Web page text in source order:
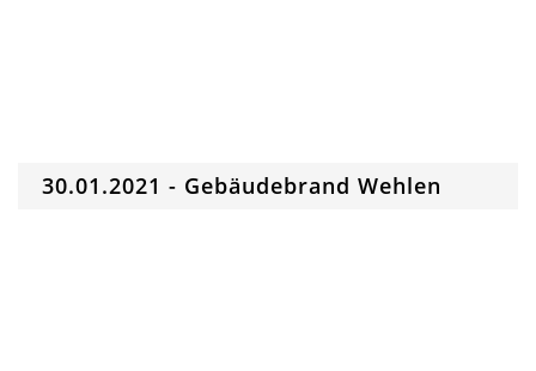
30.01.2021 - Gebäudebrand Wehlen